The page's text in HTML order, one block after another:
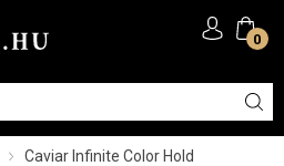
0
Caviar Infinite Color Hold